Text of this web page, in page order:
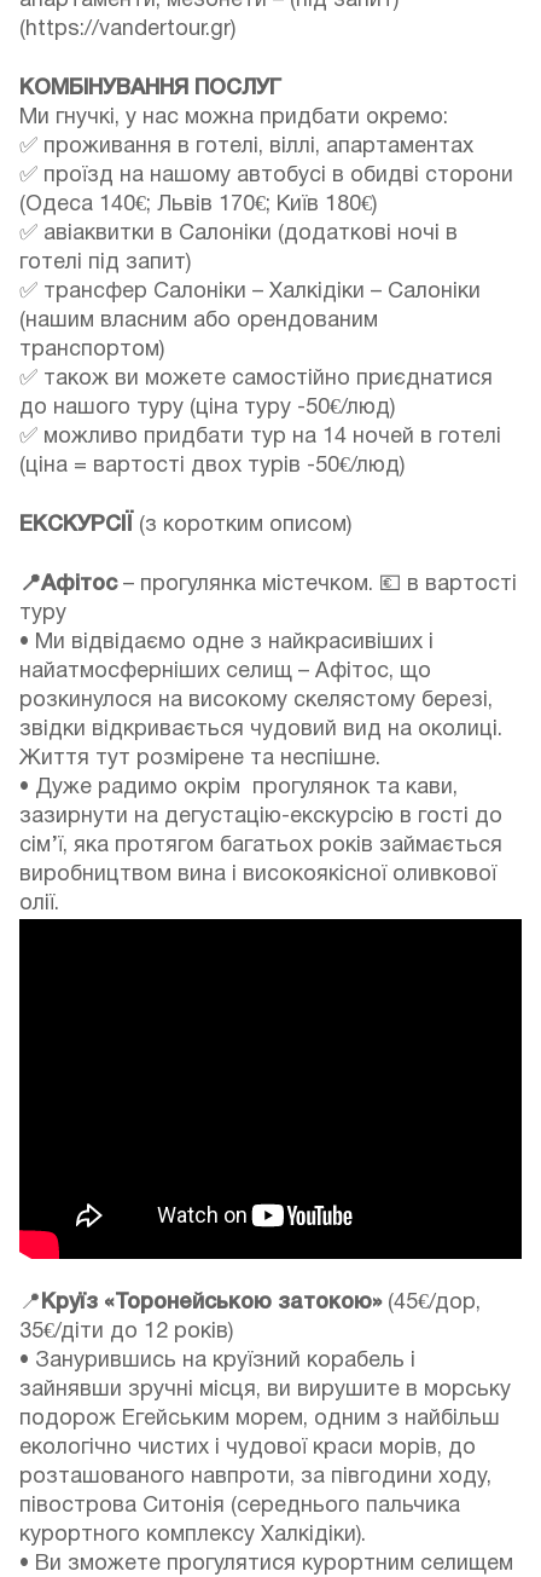
(https://vandertour.gr)
КОМБІНУВАННЯ ПОСЛУГ
Ми гнучкі, у нас можна придбати окремо:
✅ проживання в готелі, віллі, апартаментах
✅ проїзд на нашому автобусі в обидві сторони
(Одеса 140€; Львів 170€; Київ 180€)
✅ авіаквитки в Салоніки (додаткові ночі в
готелі під запит)
✅ трансфер Салоніки – Халкідіки – Салоніки
(нашим власним або орендованим
транспортом)
✅ також ви можете самостійно приєднатися
до нашого туру (ціна туру -50€/люд)
✅ можливо придбати тур на 14 ночей в готелі
(ціна = вартості двох турів -50€/люд)
ЕКСКУРСІЇ (з коротким описом)
📍Афітос– прогулянка містечком. 💶 в вартості
туру
• Ми відвідаємо одне з найкрасивіших і
найатмосферніших селищ – Афітос, що
розкинулося на високому скелястому березі,
звідки відкривається чудовий вид на околиці.
Життя тут розмірене та неспішне.
• Дуже радимо окрім прогулянок та кави,
зазирнути на дегустацію-екскурсію в гості до
сім’ї, яка протягом багатьох років займається
виробництвом вина і високоякісної оливкової
олії.
📍 Круїз «Торонейською затокою»(45€/дор,
35€/діти до 12 років)
• Занурившись на круїзний корабель і
зайнявши зручні місця, ви вирушите в морську
подорож Егейським морем, одним з найбільш
екологічно чистих і чудової краси морів, до
розташованого навпроти, за півгодини ходу,
півострова Ситонія (середнього пальчика
курортного комплексу Халкідіки).
• Ви зможете прогулятися курортним селищем